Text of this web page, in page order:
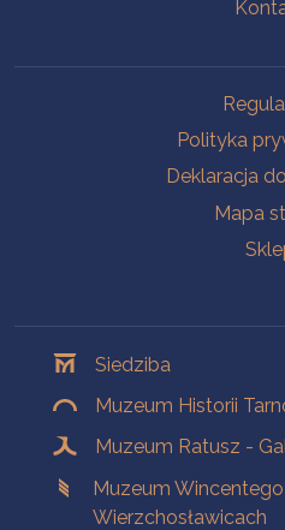
Polityka
Deklaracja
Mapa
Siedziba
Muzeum Historii
Muzeum Ratusz -
Muzeum
Wierzchosławicach